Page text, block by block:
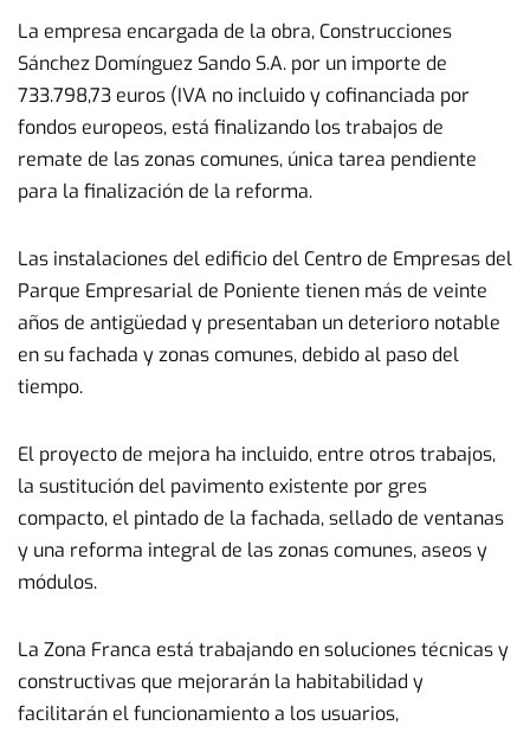
La empresa encargada de la obra, Construcciones
Sánchez Domínguez Sando S.A. por un importe de
733.798,73 euros (IVA no incluido y cofinanciada por
fondos europeos, está finalizando los trabajos de
remate de las zonas comunes, única tarea pendiente
para la finalización de la reforma.
Las instalaciones del edificio del Centro de Empresas del
Parque Empresarial de Poniente tienen más de veinte
años de antigüedad y presentaban un deterioro notable
en su fachada y zonas comunes, debido al paso del
tiempo.
El proyecto de mejora ha incluido, entre otros trabajos,
la sustitución del pavimento existente por gres
compacto, el pintado de la fachada, sellado de ventanas
y una reforma integral de las zonas comunes, aseos y
módulos.
La Zona Franca está trabajando en soluciones técnicas y
constructivas que mejorarán la habitabilidad y
facilitarán el funcionamiento a los usuarios,